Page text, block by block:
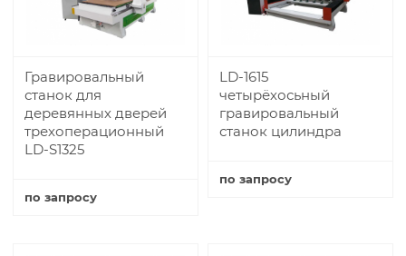
Гравировальный
станок для
деревянных дверей
трехоперационный
LD-S1325
по запросу
LD-1615
четырёхосьный
гравировальный
станок цилиндра
по запросу